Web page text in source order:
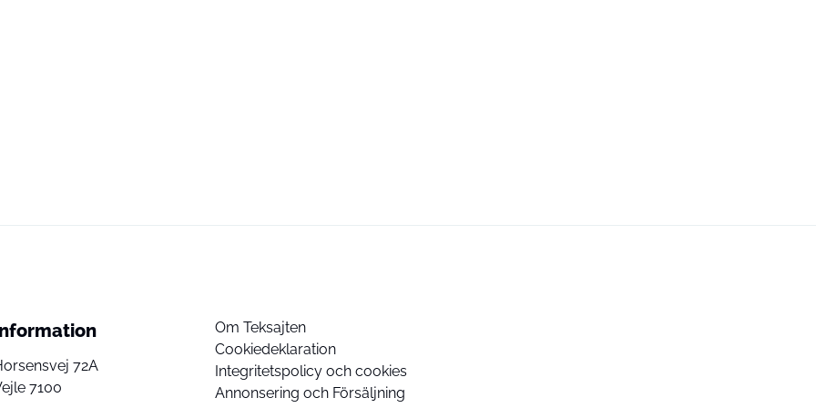
72A
7100
Om Teksajten
Cookiedeklaration
Integritetspolicy och cookies
Annonsering och Försäljning